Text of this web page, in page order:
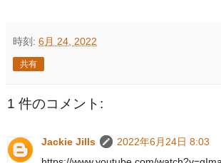
時刻: 6月 24, 2022
共有
1 件のコメント:
Jackie Jills
2022年6月24日 8:03